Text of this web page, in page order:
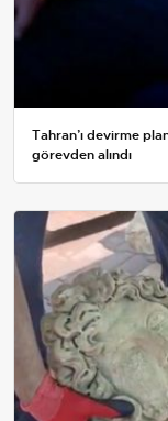
Tahran’ı devirme
görevden alındı